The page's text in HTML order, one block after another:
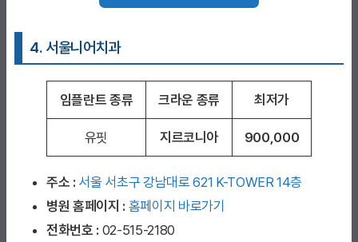
4. 서울니어치과
임플란트 종류 크라운 종류 최저가
유핏 지르코니아 900,000
주소 : 서울 서초구 강남대로 621 K-TOWER 14층
병원 홈페이지 : 홈페이지 바로가기
전화번호 : 02-515-2180